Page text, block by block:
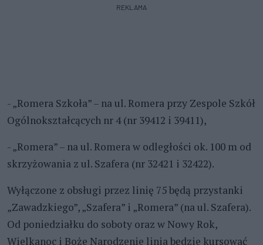
REKLAMA
- „Romera Szkoła” – na ul. Romera przy Zespole Szkół
Ogólnokształcących nr 4 (nr 39412 i 39411),
- „Romera” – na ul. Romera w odległości ok. 100 m od
skrzyżowania z ul. Szafera (nr 32421 i 32422).
Wyłączone z obsługi przez linię 75 będą przystanki
„Zawadzkiego”, „Szafera” i „Romera” (na ul. Szafera).
Od poniedziałku do soboty oraz w Nowy Rok,
Wielkanoc i Boże Narodzenie linia będzie kursować